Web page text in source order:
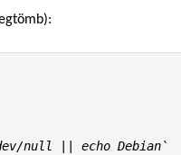
dev/null || echo Debian`